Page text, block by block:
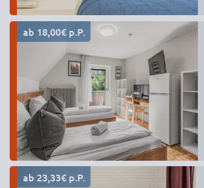
ab 18,00€ p.P.
ab 23,33€ p.P.